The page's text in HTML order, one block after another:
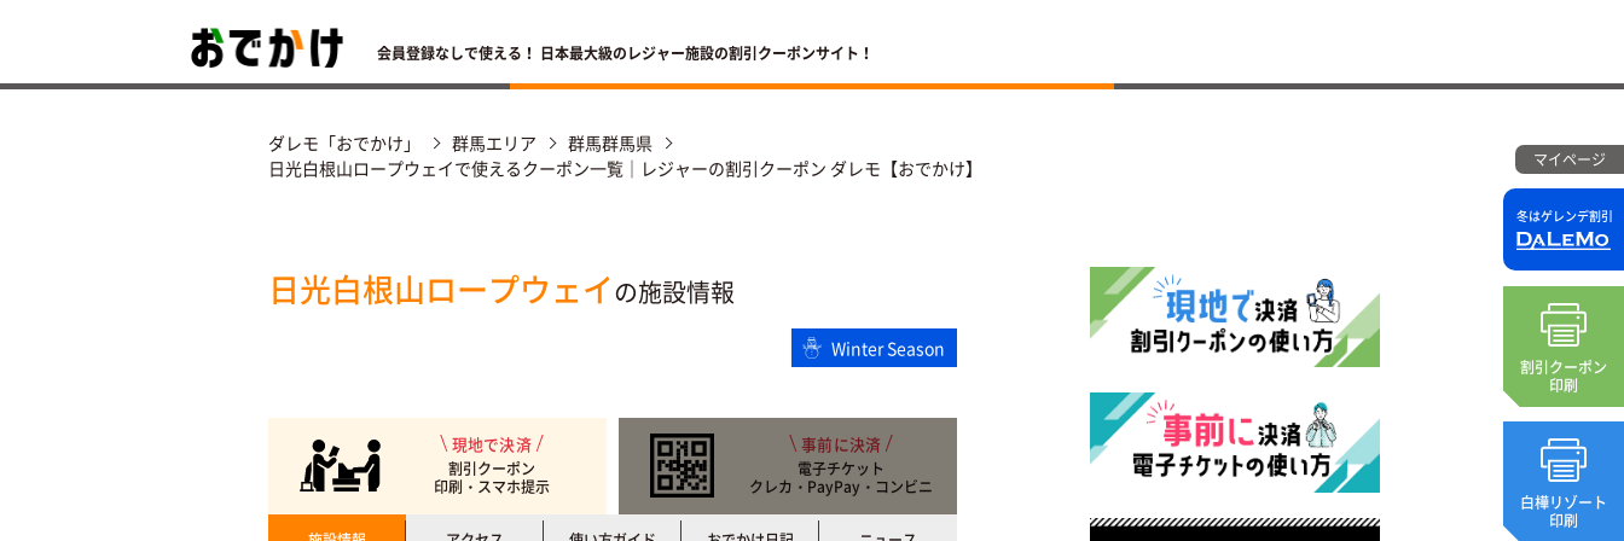
会員登録なしで使える！ 日本最大級のレジャー施設の割引クーポンサイト！
冬はゲレンデ割引
割引クーポン
印刷
白樺リゾート
印刷
マイページ
ダレモ「おでかけ」 群馬エリア
群馬群馬県
日光白根山ロープウェイで使えるクーポン一覧｜レジャーの割引クーポン ダレモ【おでかけ】
日光白根山ロープウェイの施設情報
Winter Season
現地で決済
割引クーポン
印刷・スマホ提示
事前に決済
電子チケット
クレカ・PayPay・コンビニ